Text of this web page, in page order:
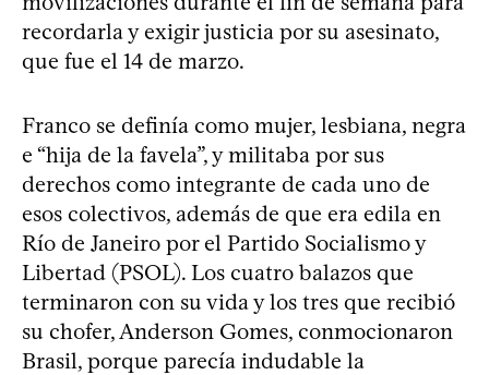
recordarla y exigir justicia por su asesinato,
que fue el 14 de marzo.
Franco se definía como mujer, lesbiana, negra
e “hija de la favela”, y militaba por sus
derechos como integrante de cada uno de
esos colectivos, además de que era edila en
Río de Janeiro por el Partido Socialismo y
Libertad (PSOL). Los cuatro balazos que
terminaron con su vida y los tres que recibió
su chofer, Anderson Gomes, conmocionaron
Brasil, porque parecía indudable la